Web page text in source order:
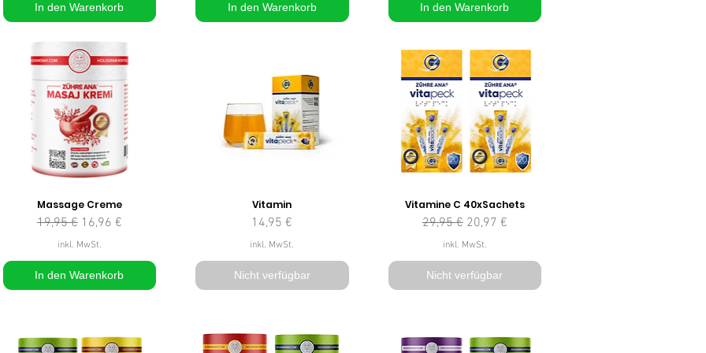
In den Warenkorb In den Warenkorb In den Warenkorb
Massage Creme
Standardpreis
19,95 € Sale-Preis
16,96 €
inkl. MwSt.
In den Warenkorb
Vitamin
Preis
14,95 €
inkl. MwSt.
Nicht verfügbar
Vitamine C 40xSachets
Standardpreis
29,95 € Sale-Preis
20,97 €
inkl. MwSt.
Nicht verfügbar